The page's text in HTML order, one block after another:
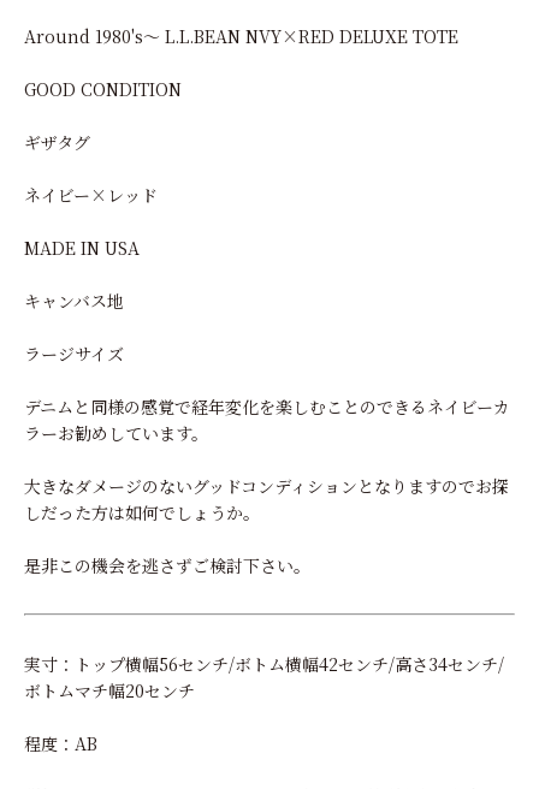
Around 1980's～ L.L.BEAN NVY×RED DELUXE TOTE
GOOD CONDITION
ギザタグ
ネイビー×レッド
MADE IN USA
キャンバス地
ラージサイズ
デニムと同様の感覚で経年変化を楽しむことのできるネイビーカ
ラーお勧めしています。
大きなダメージのないグッドコンディションとなりますのでお探
しだった方は如何でしょうか。
是非この機会を逃さずご検討下さい。
実寸：トップ横幅56センチ/ボトム横幅42センチ/高さ34センチ/
ボトムマチ幅20センチ
程度：AB